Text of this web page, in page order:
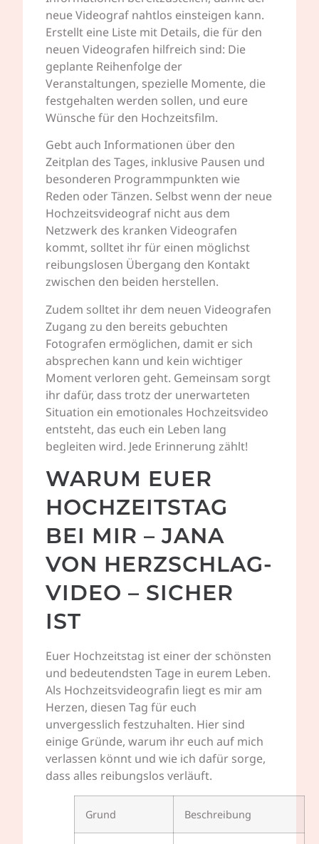
neue Videograf nahtlos einsteigen kann.
Erstellt eine Liste mit Details, die für den
neuen Videografen hilfreich sind: Die
geplante Reihenfolge der
Veranstaltungen, spezielle Momente, die
festgehalten werden sollen, und eure
Wünsche für den Hochzeitsfilm.
Gebt auch Informationen über den
Zeitplan des Tages, inklusive Pausen und
besonderen Programmpunkten wie
Reden oder Tänzen. Selbst wenn der neue
Hochzeitsvideograf nicht aus dem
Netzwerk des kranken Videografen
kommt, solltet ihr für einen möglichst
reibungslosen Übergang den Kontakt
zwischen den beiden herstellen.
Zudem solltet ihr dem neuen Videografen
Zugang zu den bereits gebuchten
Fotografen ermöglichen, damit er sich
absprechen kann und kein wichtiger
Moment verloren geht. Gemeinsam sorgt
ihr dafür, dass trotz der unerwarteten
Situation ein emotionales Hochzeitsvideo
entsteht, das euch ein Leben lang
begleiten wird. Jede Erinnerung zählt!
WARUM EUER
HOCHZEITSTAG
BEI MIR – JANA
VON HERZSCHLAG-
VIDEO – SICHER
IST
Euer Hochzeitstag ist einer der schönsten
und bedeutendsten Tage in eurem Leben.
Als Hochzeitsvideografin liegt es mir am
Herzen, diesen Tag für euch
unvergesslich festzuhalten. Hier sind
einige Gründe, warum ihr euch auf mich
verlassen könnt und wie ich dafür sorge,
dass alles reibungslos verläuft.
Grund Beschreibung